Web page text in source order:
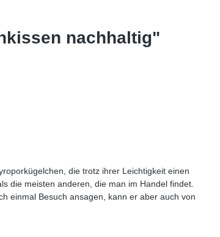
nachhaltig"
die trotz ihrer Leichtigkeit einen
die meisten anderen, die man im Handel findet.
einmal Besuch ansagen, kann er aber auch von